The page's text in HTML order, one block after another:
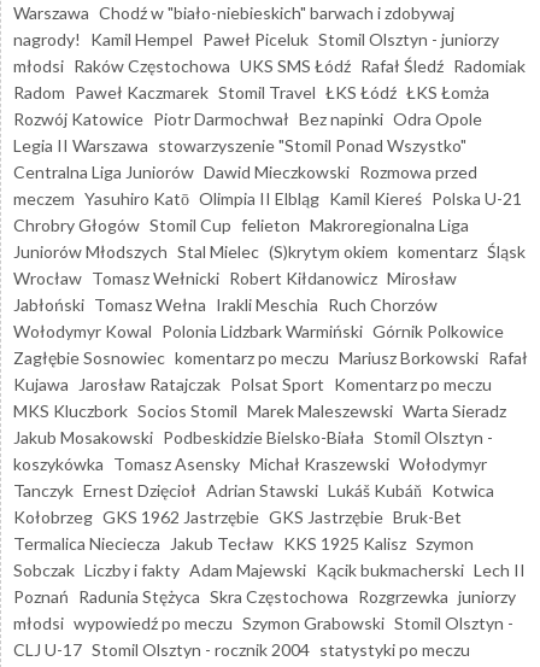
Warszawa Chodź w "biało-niebieskich" barwach i zdobywaj
nagrody!
Kamil Hempel Paweł Piceluk Stomil Olsztyn - juniorzy
młodsi Raków Częstochowa UKS SMS Łódź Rafał Śledź Radomiak
Radom Paweł Kaczmarek Stomil Travel ŁKS Łódź ŁKS Łomża
Rozwój Katowice Piotr Darmochwał Bez napinki Odra Opole
Legia II Warszawa stowarzyszenie "Stomil Ponad Wszystko"
Centralna Liga Juniorów Dawid Mieczkowski Rozmowa przed
meczem Yasuhiro Katō Olimpia II Elbląg Kamil Kiereś Polska U-21
Chrobry Głogów Stomil Cup felieton Makroregionalna Liga
Juniorów Młodszych Stal Mielec (S)krytym okiem komentarz Śląsk
Wrocław Tomasz Wełnicki Robert Kiłdanowicz Mirosław
Jabłoński Tomasz Wełna Irakli Meschia Ruch Chorzów
Wołodymyr Kowal Polonia Lidzbark Warmiński Górnik Polkowice
Zagłębie Sosnowiec komentarz po meczu Mariusz Borkowski Rafał
Kujawa
Jarosław Ratajczak Polsat Sport Komentarz po meczu
MKS Kluczbork Socios Stomil Marek Maleszewski Warta Sieradz
Jakub Mosakowski Podbeskidzie Bielsko-Biała Stomil Olsztyn -
koszykówka Tomasz Asensky Michał Kraszewski Wołodymyr
Tanczyk Ernest Dzięcioł Adrian Stawski Lukáš Kubáň Kotwica
Kołobrzeg GKS 1962 Jastrzębie GKS Jastrzębie Bruk-Bet
Termalica Nieciecza
Jakub Tecław KKS 1925 Kalisz Szymon
Sobczak Liczby i fakty Adam Majewski Kącik bukmacherski Lech II
Poznań Radunia Stężyca Skra Częstochowa Rozgrzewka juniorzy
młodsi wypowiedź po meczu Szymon Grabowski Stomil Olsztyn -
CLJ U-17 Stomil Olsztyn - rocznik 2004 statystyki po meczu